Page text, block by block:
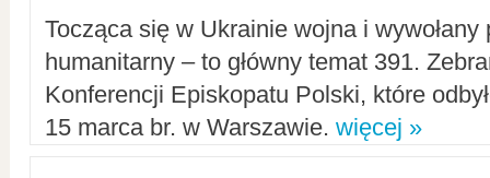
Tocząca się w Ukrainie wojna i
humanitarny – to główny temat 391.
Konferencji Episkopatu Polski, które
15 marca br. w Warszawie. więcej »